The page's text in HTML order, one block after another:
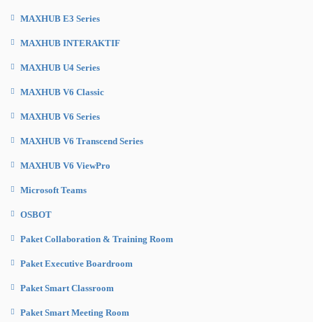
MAXHUB E3 Series
MAXHUB INTERAKTIF
MAXHUB U4 Series
MAXHUB V6 Classic
MAXHUB V6 Series
MAXHUB V6 Transcend Series
MAXHUB V6 ViewPro
Microsoft Teams
OSBOT
Paket Collaboration & Training Room
Paket Executive Boardroom
Paket Smart Classroom
Paket Smart Meeting Room